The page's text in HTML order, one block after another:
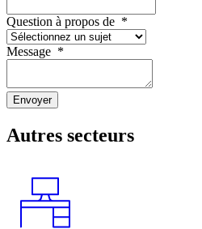
Question à propos de *
Message *
Envoyer
Autres secteurs